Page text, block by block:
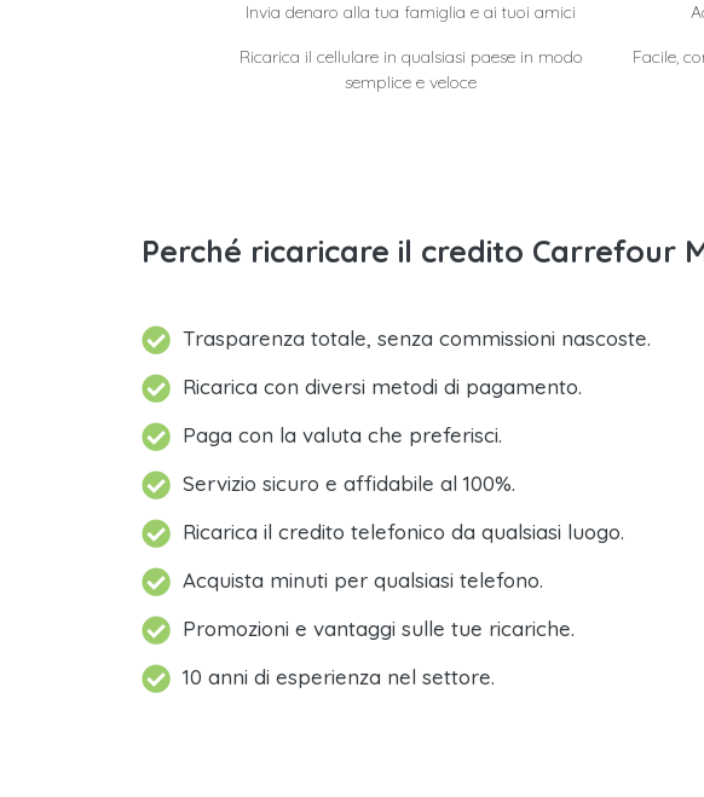
Invia denaro alla tua famiglia e ai tuoi amici
Ricarica il cellulare in qualsiasi paese in modo
semplice e veloce
Facile,
Perché ricaricare il credito Carrefour
Trasparenza totale, senza commissioni nascoste.
Ricarica con diversi metodi di pagamento.
Paga con la valuta che preferisci.
Servizio sicuro e affidabile al 100%.
Ricarica il credito telefonico da qualsiasi luogo.
Acquista minuti per qualsiasi telefono.
Promozioni e vantaggi sulle tue ricariche.
10 anni di esperienza nel settore.